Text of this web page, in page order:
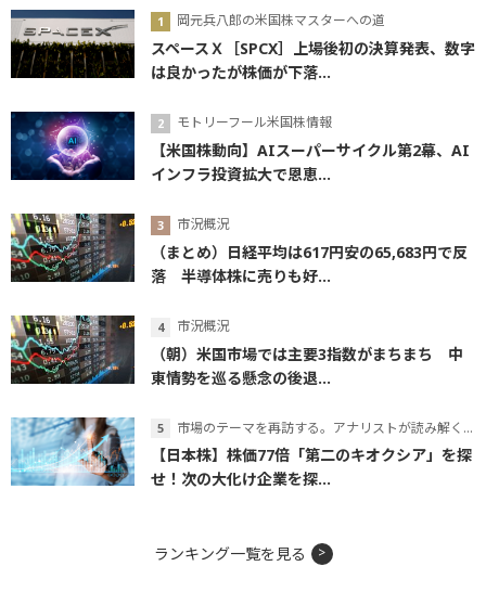
岡元兵八郎の米国株マスターへの道
スペースＸ［SPCX］上場後初の決算発表、数字
は良かったが株価が下落...
モトリーフール米国株情報
【米国株動向】AIスーパーサイクル第2幕、AI
インフラ投資拡大で恩恵...
市況概況
（まとめ）日経平均は617円安の65,683円で反
落 半導体株に売りも好...
市況概況
（朝）米国市場では主要3指数がまちまち 中
東情勢を巡る懸念の後退...
市場のテーマを再訪する。アナリストが読み解くテーマの本質
【日本株】株価77倍「第二のキオクシア」を探
せ！次の大化け企業を探...
ランキング一覧を見る